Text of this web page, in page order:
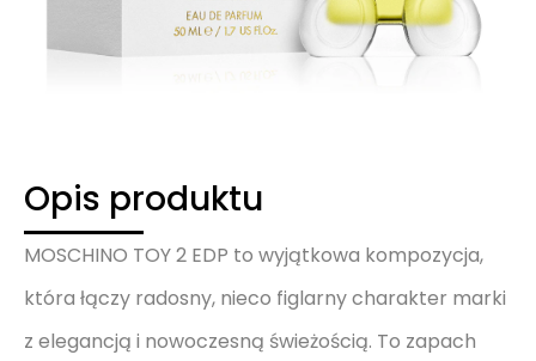
Opis produktu
MOSCHINO TOY 2 EDP to wyjątkowa kompozycja,
która łączy radosny, nieco figlarny charakter marki
z elegancją i nowoczesną świeżością. To zapach